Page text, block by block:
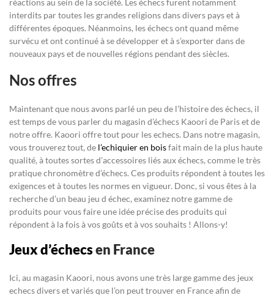
réactions au sein de la société. Les échecs furent notamment
interdits par toutes les grandes religions dans divers pays et à
différentes époques. Néanmoins, les échecs ont quand même
survécu et ont continué à se développer et à s’exporter dans de
nouveaux pays et de nouvelles régions pendant des siècles.
Nos offres
Maintenant que nous avons parlé un peu de l’histoire des échecs, il
est temps de vous parler du magasin d’échecs Kaoori de Paris et de
notre offre. Kaoori offre tout pour les echecs. Dans notre magasin,
vous trouverez tout, de l’echiquier en boisfait main de la plus haute
qualité, à toutes sortes d’accessoires liés aux échecs, comme le très
pratique chronomètre d’échecs. Ces produits répondent à toutes les
exigences et à toutes les normes en vigueur. Donc, si vous êtes à la
recherche d’un beau jeu d échec, examinez notre gamme de
produits pour vous faire une idée précise des produits qui
répondent à la fois à vos goûts et à vos souhaits ! Allons-y!
Jeux d’échecsen France
Ici, au magasin Kaoori, nous avons une très large gamme des jeux
echecs divers et variés que l’on peut trouver en France afin de